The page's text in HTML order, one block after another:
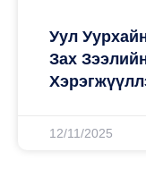
Уул
Зах
12/11/2025